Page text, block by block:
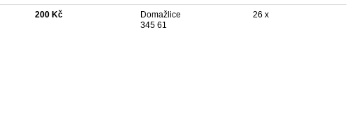
200 Kč
Domažlice
345 61
26 x